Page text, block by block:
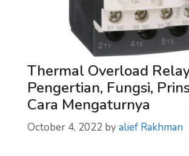
Thermal Overload
Pengertian, Fungsi,
Cara Mengaturnya
October 4, 2022 byalief Rakhman